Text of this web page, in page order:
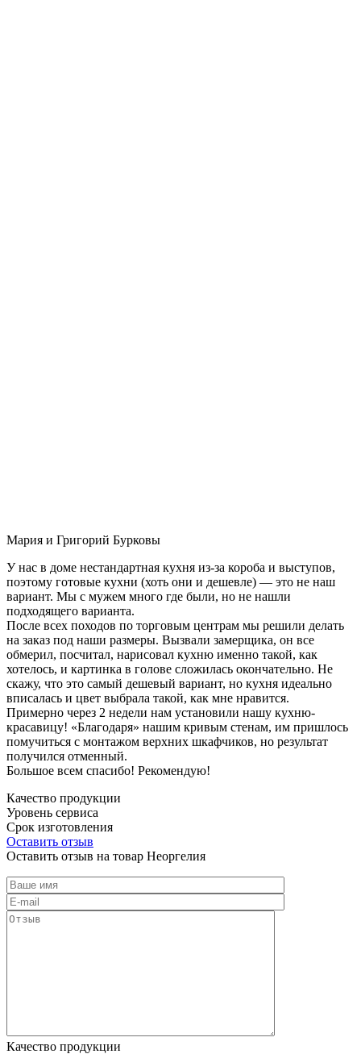
Мария и Григорий Бурковы
У нас в доме нестандартная кухня из-за короба и выступов,
поэтому готовые кухни (хоть они и дешевле) — это не наш
вариант. Мы с мужем много где были, но не нашли
подходящего варианта.
После всех походов по торговым центрам мы решили делать
на заказ под наши размеры. Вызвали замерщика, он все
обмерил, посчитал, нарисовал кухню именно такой, как
хотелось, и картинка в голове сложилась окончательно. Не
скажу, что это самый дешевый вариант, но кухня идеально
вписалась и цвет выбрала такой, как мне нравится.
Примерно через 2 недели нам установили нашу кухню-
красавицу! «Благодаря» нашим кривым стенам, им пришлось
помучиться с монтажом верхних шкафчиков, но результат
получился отменный.
Большое всем спасибо! Рекомендую!
Качество продукции
Уровень сервиса
Срок изготовления
Оставить отзыв
Оставить отзыв на товар Неоргелия
Качество продукции